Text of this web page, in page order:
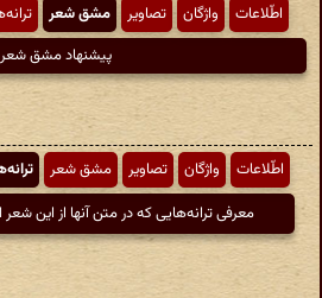
اطّلاعات واژگان تصاویر مشق شعر
پیشنهاد مشق شعر
اطّلاعات واژگان تصاویر مشق شعر
معرفی ترانه‌هایی که در متن آنها از این